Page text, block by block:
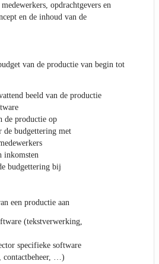
opdrachtgevers en
en de inhoud van de
van de productie van begin tot
beeld van de productie
de productie op
de budgettering met
inkomsten
budgettering bij
een productie aan
(tekstverwerking,
specifieke software
contactbeheer, …)